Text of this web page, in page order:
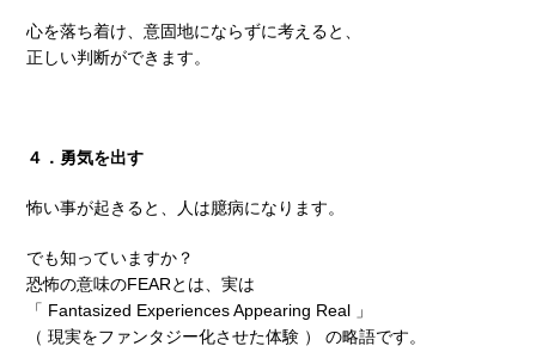
心を落ち着け、意固地にならずに考えると、
正しい判断ができます。
４．勇気を出す
怖い事が起きると、人は臆病になります。
でも知っていますか？
恐怖の意味のFEARとは、実は
「 Fantasized Experiences Appearing Real 」
（ 現実をファンタジー化させた体験 ） の略語です。